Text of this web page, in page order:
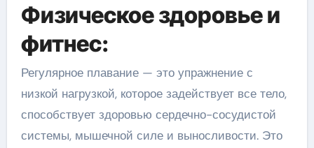
Физическое здоровье и
фитнес:
Регулярное плавание — это упражнение с
низкой нагрузкой, которое задействует все тело,
способствует здоровью сердечно-сосудистой
системы, мышечной силе и выносливости. Это